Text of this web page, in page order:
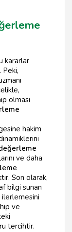
kararlar
olması
hakim
ve daha
Son olarak,
bilgi sunan
ilerlemesini
ve
tercihtir.